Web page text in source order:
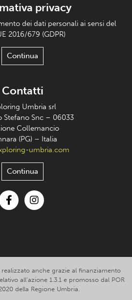
privacy
dei dati personali ai sensi del
2016/679 (GDPR)
Continua
Contatti
Umbria srl
Stefano Snc – 06033
Collemancio
(PG) – Italia
umbria.com
Continua
anche grazie al finanziamento
all’azione 1.3.1 e promosso dal POR
della Regione Umbria.